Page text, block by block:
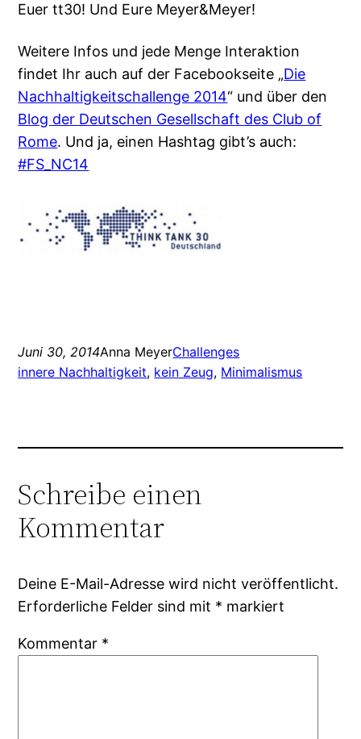
Euer tt30! Und Eure Meyer&Meyer!
Weitere Infos und jede Menge Interaktion
findet Ihr auch auf der Facebookseite „Die
Nachhaltigkeitschallenge 2014“ und über den
Blog der Deutschen Gesellschaft des Club of
Rome. Und ja, einen Hashtag gibt’s auch:
#FS_NC14
Juni 30, 2014Anna MeyerChallenges
innere Nachhaltigkeit, kein Zeug, Minimalismus
Schreibe einen
Kommentar
Deine E-Mail-Adresse wird nicht veröffentlicht.
Erforderliche Felder sind mit * markiert
Kommentar *